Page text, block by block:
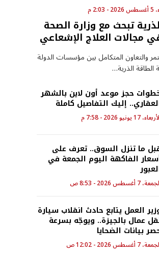
م
تبحث مع وزارة الصحة
مجالات العلاج الإشعاعي
والتعاون المتكامل بين مؤسسات الدولة
الطاقة الذرية…
حجز موعد أون لاين بالشهر
إليك التفاصيل كاملة
17 يونيو 2026 - 7:58 م
ما تنزل السوق.. تعرف على
الفاكهة اليوم الجمعة في
7 أغسطس 2026 - 8:53 ص
العمل يتابع حادث انقلاب سيارة
عمال بالجيزة.. ويوجّه بسرعة
بيانات الضحايا
7 أغسطس 2026 - 12:02 ص